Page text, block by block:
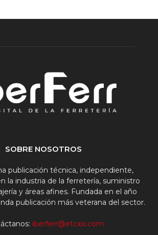
SOBRE NOSOTROS
publicación técnica, independiente,
la industria de la ferretería, suministro
y áreas afines. Fundada en el año
publicación más veterana del sector.
iberferr@etcxxi.com